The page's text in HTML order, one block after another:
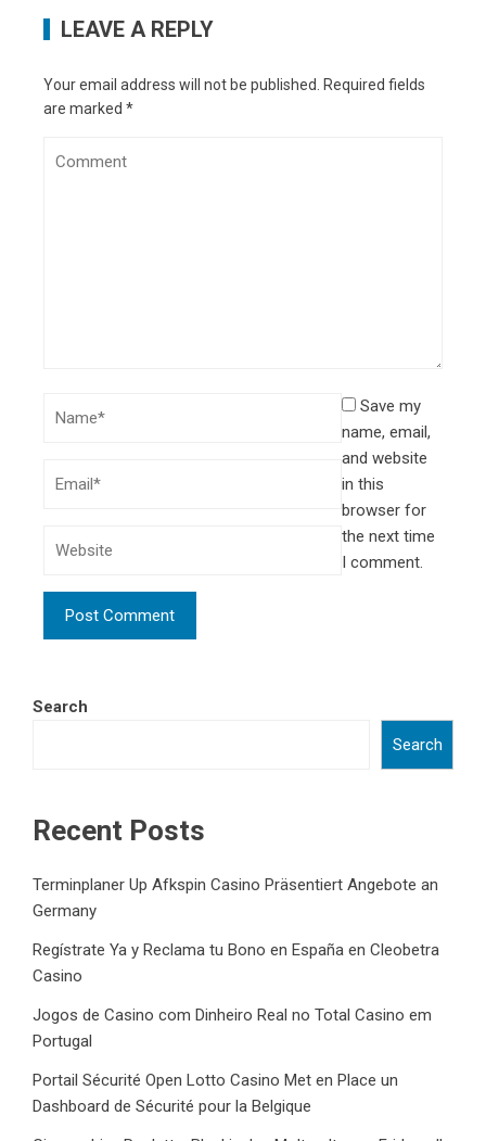
LEAVE A REPLY
Your email address will not be published. Required fields
are marked *
Save my
name, email,
and website
in this
browser for
the next time
I comment.
Search
Search
Recent Posts
Terminplaner Up Afkspin Casino Präsentiert Angebote an
Germany
Regístrate Ya y Reclama tu Bono en España en Cleobetra
Casino
Jogos de Casino com Dinheiro Real no Total Casino em
Portugal
Portail Sécurité Open Lotto Casino Met en Place un
Dashboard de Sécurité pour la Belgique